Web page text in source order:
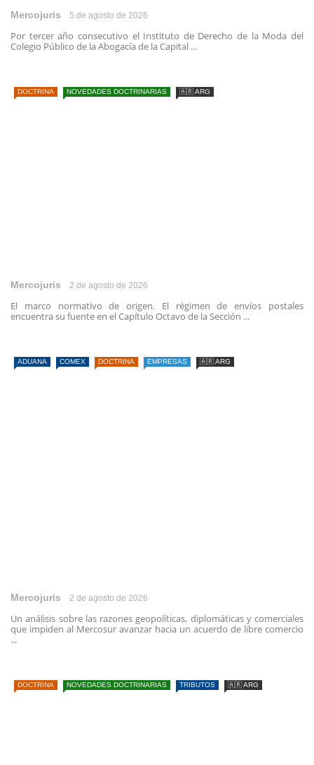
Mercojuris 5 de agosto de 2026
Por tercer año consecutivo el Instituto de Derecho de la Moda del
Colegio Público de la Abogacía de la Capital ...
DOCTRINA NOVEDADES DOCTRINARIAS 🇦🇷 ARG
Mercojuris 2 de agosto de 2026
El marco normativo de origen. El régimen de envíos postales
encuentra su fuente en el Capítulo Octavo de la Sección ...
ADUANA COMEX DOCTRINA EMPRESAS 🇦🇷 ARG
Mercojuris 2 de agosto de 2026
Un análisis sobre las razones geopolíticas, diplomáticas y comerciales
que impiden al Mercosur avanzar hacia un acuerdo de libre comercio
...
DOCTRINA NOVEDADES DOCTRINARIAS TRIBUTOS 🇦🇷 ARG